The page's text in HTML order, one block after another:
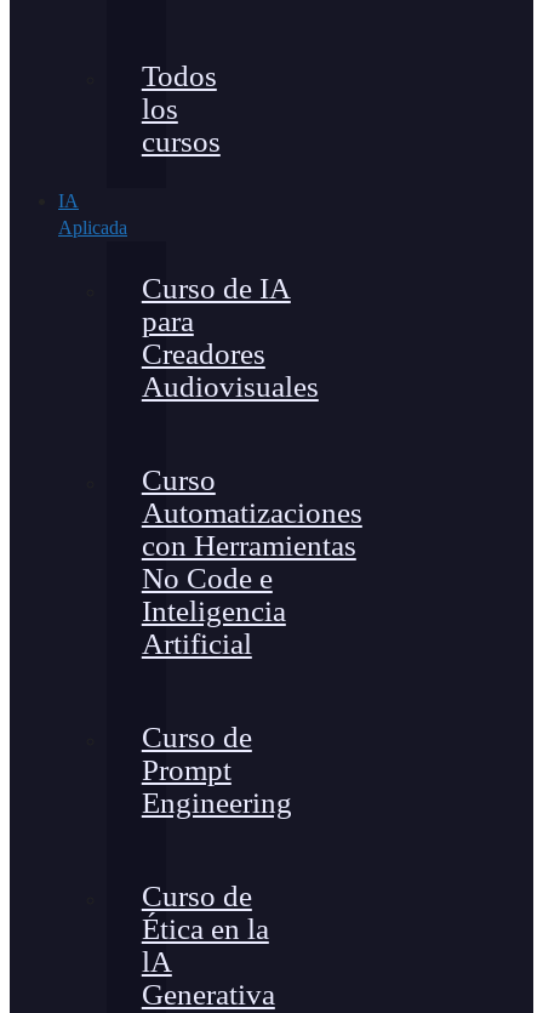
Todos
los
cursos
IA
Aplicada
Curso de IA
para
Creadores
Audiovisuales
Curso
Automatizaciones
con Herramientas
No Code e
Inteligencia
Artificial
Curso de
Prompt
Engineering
Curso de
Ética en la
lA
Generativa